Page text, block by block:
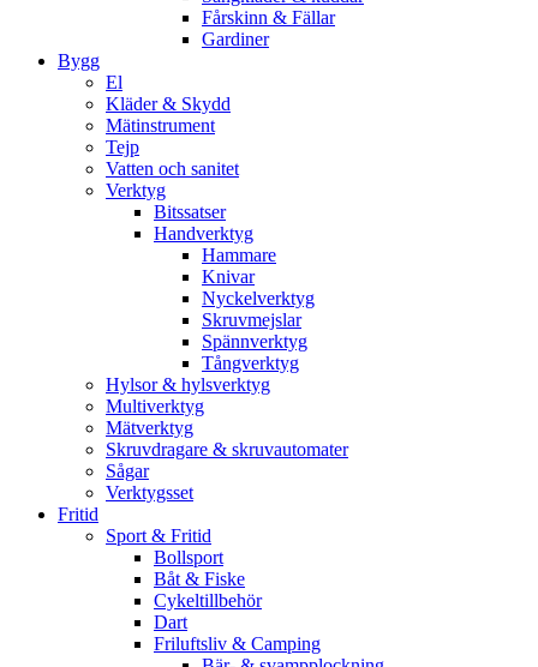
Fårskinn & Fällar
Gardiner
Bygg
El
Kläder & Skydd
Mätinstrument
Tejp
Vatten och sanitet
Verktyg
Bitssatser
Handverktyg
Hammare
Knivar
Nyckelverktyg
Skruvmejslar
Spännverktyg
Tångverktyg
Hylsor & hylsverktyg
Multiverktyg
Mätverktyg
Skruvdragare & skruvautomater
Sågar
Verktygsset
Fritid
Sport & Fritid
Bollsport
Båt & Fiske
Cykeltillbehör
Dart
Friluftsliv & Camping